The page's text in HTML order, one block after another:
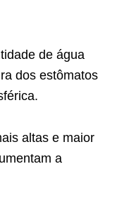
de água
dos estômatos
altas e maior
a